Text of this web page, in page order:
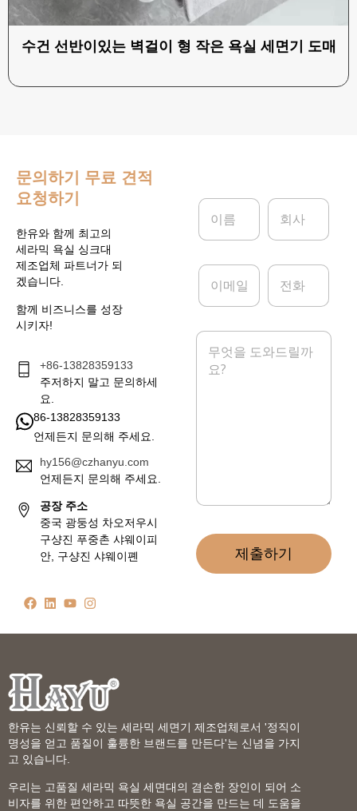
수건 선반이있는 벽걸이 형 작은 욕실 세면기 도매
문의하기 무료 견적
요청하기
한유와 함께 최고의
세라믹 욕실 싱크대
제조업체 파트너가 되
겠습니다.
함께 비즈니스를 성장
시키자!
+86-13828359133
주저하지 말고 문의하세
요.
86-13828359133
언제든지 문의해 주세요.
hy156@czhanyu.com
언제든지 문의해 주세요.
공장 주소
중국 광둥성 차오저우시
구샹진 푸중촌 샤웨이피
안, 구샹진 샤웨이폔
이
*
회
이
일
전
메
제출하기
한유는 신뢰할 수 있는 세라믹 세면기 제조업체로서 '정직이
명성을 얻고 품질이 훌륭한 브랜드를 만든다'는 신념을 가지
고 있습니다.
우리는 고품질 세라믹 욕실 세면대의 겸손한 장인이 되어 소
비자를 위한 편안하고 따뜻한 욕실 공간을 만드는 데 도움을